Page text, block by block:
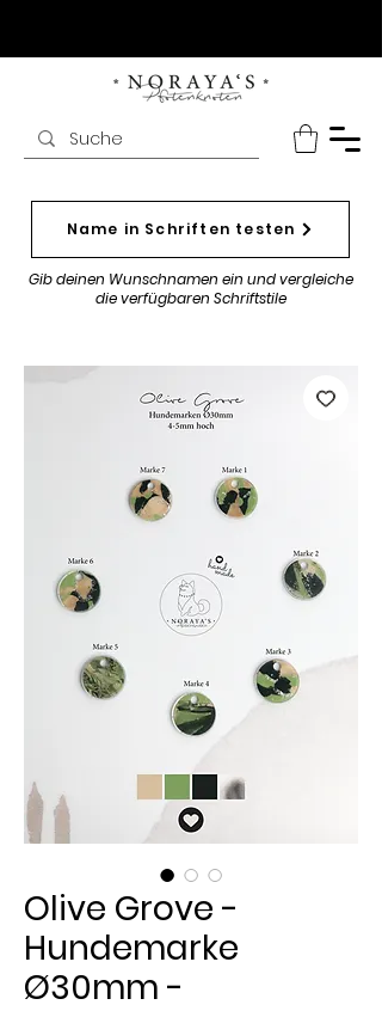
Name in Schriften testen
Gib deinen Wunschnamen ein und vergleiche
die verfügbaren Schriftstile
Olive Grove -
Hundemarke
Ø30mm -